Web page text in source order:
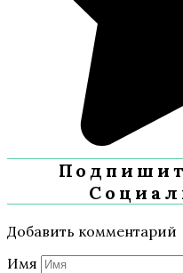
Добавить комментарий
Имя